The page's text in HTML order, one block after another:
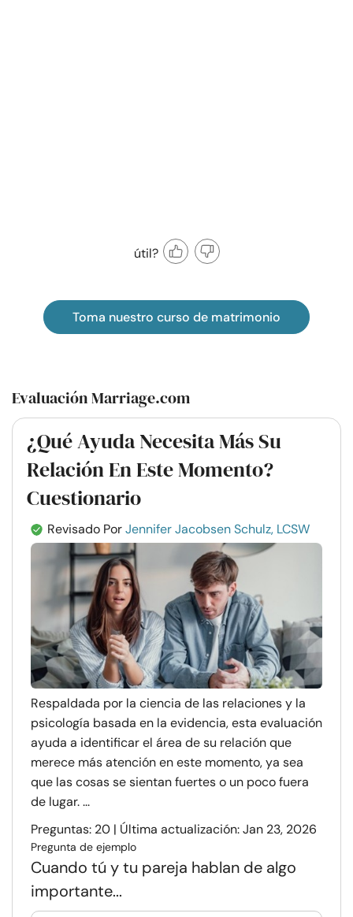
útil?
Toma nuestro curso de matrimonio
Evaluación Marriage.com
¿Qué Ayuda Necesita Más Su
Relación En Este Momento?
Cuestionario
Revisado PorJennifer Jacobsen Schulz, LCSW
Respaldada por la ciencia de las relaciones y la
psicología basada en la evidencia, esta evaluación
ayuda a identificar el área de su relación que
merece más atención en este momento, ya sea
que las cosas se sientan fuertes o un poco fuera
de lugar. ...
Preguntas: 20 | Última actualización: Jan 23, 2026
Pregunta de ejemplo
Cuando tú y tu pareja hablan de algo
importante...